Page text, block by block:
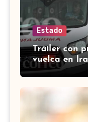
Estado
Tráiler con
vuelca en
carga en